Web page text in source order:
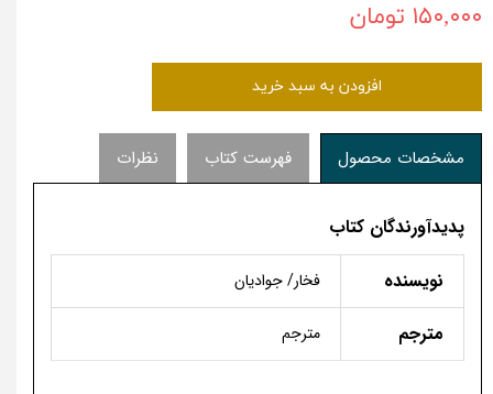
۱۵۰,۰۰۰ تومان
افزودن به سبد خرید
مشخصات محصول فهرست کتاب نظرات
پدیدآورندگان کتاب
نویسنده
فخار/ جوادیان
مترجم مترجم